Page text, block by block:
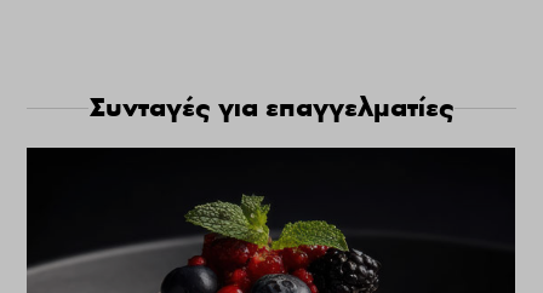
Συνταγές για επαγγελματίες